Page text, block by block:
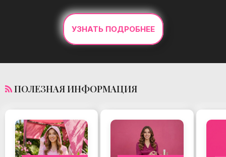
УЗНАТЬ ПОДРОБНЕЕ
ПОЛЕЗНАЯ ИНФОРМАЦИЯ